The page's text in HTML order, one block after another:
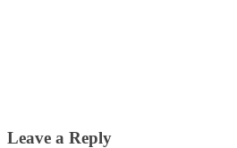
Leave a Reply